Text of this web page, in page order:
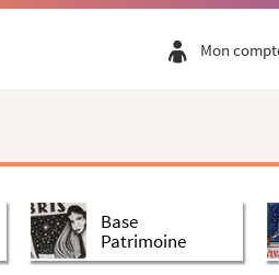
Mon
Base
Patrimoine